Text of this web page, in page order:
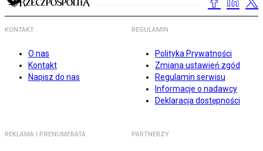
KONTAKT
O nas
Kontakt
Napisz do nas
REGULAMIN
Polityka Prywatności
Zmiana ustawień zgód
Regulamin serwisu
Informacje o nadawcy
Deklaracja dostępności
REKLAMA I PRENUMERATA PARTNERZY